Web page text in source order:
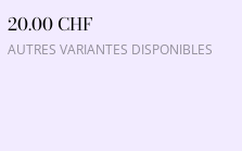
20.00 CHF
AUTRES VARIANTES DISPONIBLES